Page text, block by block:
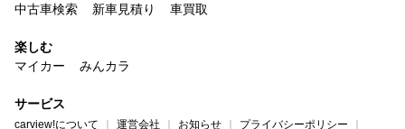
中古車検索
新車見積り 車買取
楽しむ
マイカー
みんカラ
サービス
carview!について 運営会社 お知らせ プライバシーポリシー